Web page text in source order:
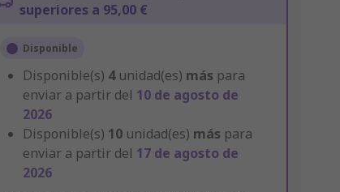
superiores a 95,00 €
Disponible
Disponible(s) 4 unidad(es) más para
enviar a partir del 10 de agosto de
2026
Disponible(s) 10 unidad(es) más para
enviar a partir del 17 de agosto de
2026